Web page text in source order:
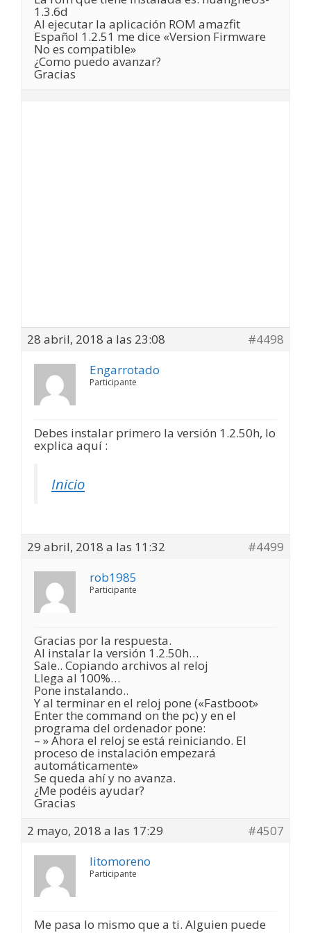
1.3.6d
Al ejecutar la aplicación ROM amazfit
Español 1.2.51 me dice «Version Firmware
No es compatible»
¿Como puedo avanzar?
Gracias
28 abril, 2018 a las 23:08
#4498
Engarrotado
Participante
Debes instalar primero la versión 1.2.50h, lo
explica aquí :
Inicio
29 abril, 2018 a las 11:32
#4499
rob1985
Participante
Gracias por la respuesta.
Al instalar la versión 1.2.50h…
Sale.. Copiando archivos al reloj
Llega al 100%…
Pone instalando..
Y al terminar en el reloj pone («Fastboot»
Enter the command on the pc) y en el
programa del ordenador pone:
– » Ahora el reloj se está reiniciando. El
proceso de instalación empezará
automáticamente»
Se queda ahí y no avanza.
¿Me podéis ayudar?
Gracias
2 mayo, 2018 a las 17:29
#4507
litomoreno
Participante
Me pasa lo mismo que a ti. Alguien puede